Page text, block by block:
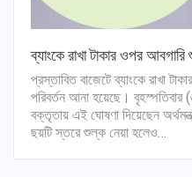
ব্যাংকে রাখা টাকার ওপর
প্রস্তাবিত বাজেটে ব্যাংকে রাখা
পরিবর্তন আনা হয়েছে।
বক্তৃতায় এই ঘোষণা দিয়েছেন
ছয়টি স্তরে শুল্ক নেয়া হলেও…